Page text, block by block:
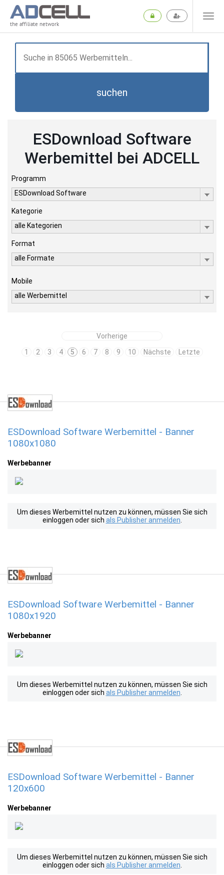
the affiliate network
suchen
ESDownload Software
Werbemittel bei ADCELL
Programm
ESDownload Software
Kategorie
alle Kategorien
Format
alle Formate
Mobile
alle Werbemittel
Vorherige
1
2 3 4 5 6 7 8 9 10 Nächste Letzte
ESDownload Software Werbemittel - Banner
1080x1080
Werbebanner
Um dieses Werbemittel nutzen zu können, müssen Sie sich
einloggen oder sich als Publisher anmelden
ESDownload Software Werbemittel - Banner
1080x1920
Werbebanner
Um dieses Werbemittel nutzen zu können, müssen Sie sich
einloggen oder sich als Publisher anmelden
ESDownload Software Werbemittel - Banner
120x600
Werbebanner
Um dieses Werbemittel nutzen zu können, müssen Sie sich
einloggen oder sich als Publisher anmelden